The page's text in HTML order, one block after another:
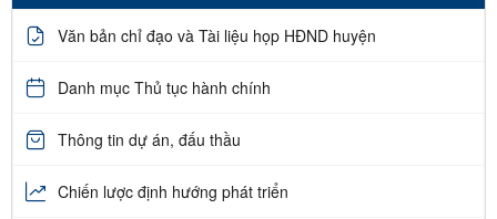
Văn bản chỉ đạo và Tài liệu họp HĐND huyện
Danh mục Thủ tục hành chính
Thông tin dự án, đấu thầu
Chiến lược định hướng phát triển